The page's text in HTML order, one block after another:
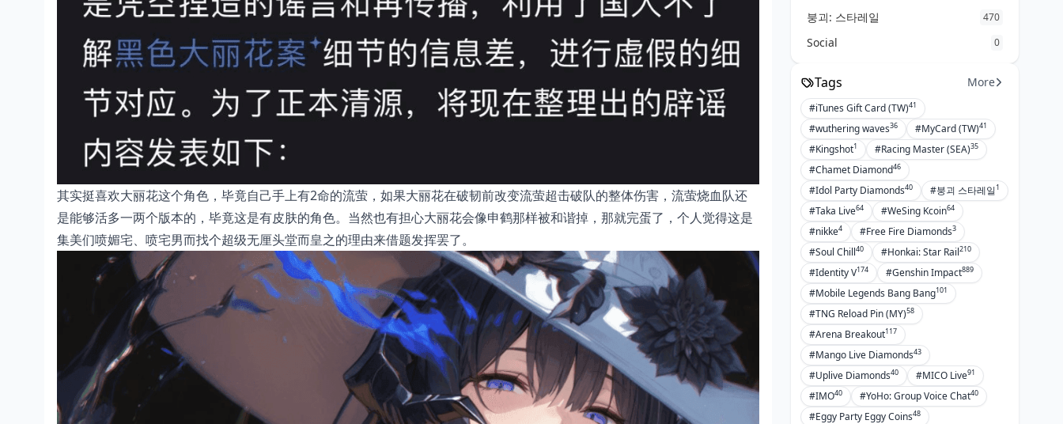
其实挺喜欢大丽花这个角色，毕竟自己手上有2命的流萤，如果大丽花在破韧前改变流萤超击破队的整体伤害，流萤烧血队还
是能够活多一两个版本的，毕竟这是有皮肤的角色。当然也有担心大丽花会像申鹤那样被和谐掉，那就完蛋了，个人觉得这是
集美们喷媚宅、喷宅男而找个超级无厘头堂而皇之的理由来借题发挥罢了。
붕괴: 스타레일 470
Social 0
Tags More
#iTunes Gift Card (TW)41
#wuthering waves36 #MyCard (TW)41
#Kingshot1 #Racing Master (SEA)35
#Chamet Diamond46
#Idol Party Diamonds40 #붕괴 스타레일1
#Taka Live64 #WeSing Kcoin64
#nikke4 #Free Fire Diamonds3
#Soul Chill40 #Honkai: Star Rail210
#Identity V174 #Genshin Impact889
#Mobile Legends Bang Bang101
#TNG Reload Pin (MY)58
#Arena Breakout117
#Mango Live Diamonds43
#Uplive Diamonds40 #MICO Live91
#IMO40 #YoHo: Group Voice Chat40
#Eggy Party Eggy Coins48